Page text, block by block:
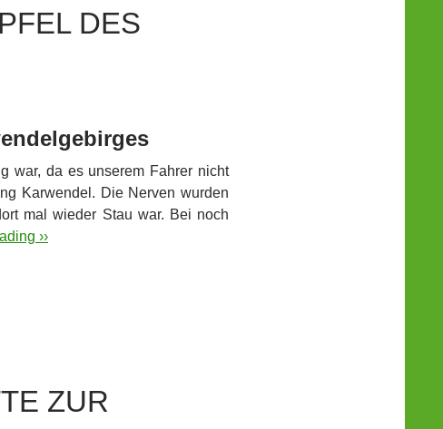
DES
war, da es unserem Fahrer nicht
Karwendel. Die Nerven wurden
mal wieder Stau war. Bei noch
››
ZUR